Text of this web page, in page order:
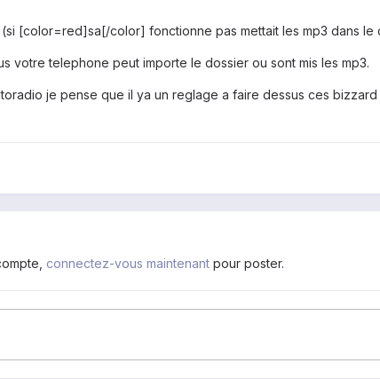
[color=red]sa[/color] fonctionne pas mettait les mp3 dans le
votre telephone peut importe le dossier ou sont mis les mp3.
je pense que il ya un reglage a faire dessus ces
connectez-vous maintenant pour poster.